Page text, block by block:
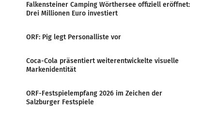
Falkensteiner Camping Wörthersee offiziell eröffnet:
Drei Millionen Euro investiert
ORF: Pig legt Personalliste vor
Coca-Cola präsentiert weiterentwickelte visuelle
Markenidentität
ORF-Festspielempfang 2026 im Zeichen der
Salzburger Festspiele